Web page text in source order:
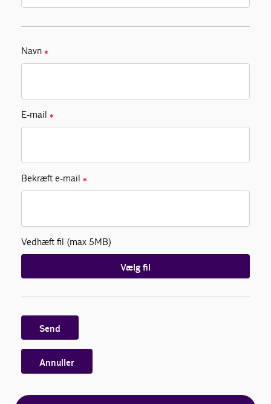
Navn ✱
E-mail ✱
Bekræft e-mail ✱
Vedhæft fil (max 5MB)
Vælg fil
Send
Annuller